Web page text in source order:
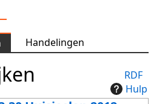
Handelingen
RDF
Hulp